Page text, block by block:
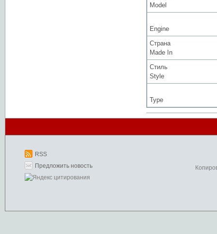
Model
Engine
Страна
Made In
Стиль
Style
Type
RSS
Предложить новость